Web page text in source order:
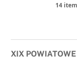
14
XIX